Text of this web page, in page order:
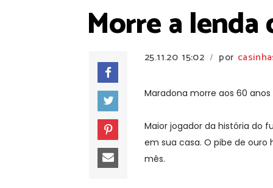
Morre a
25.11.20 15:02 / por
Maradona morre aos 60 anos
Maior jogador da história do
em sua casa. O pibe de
mês.